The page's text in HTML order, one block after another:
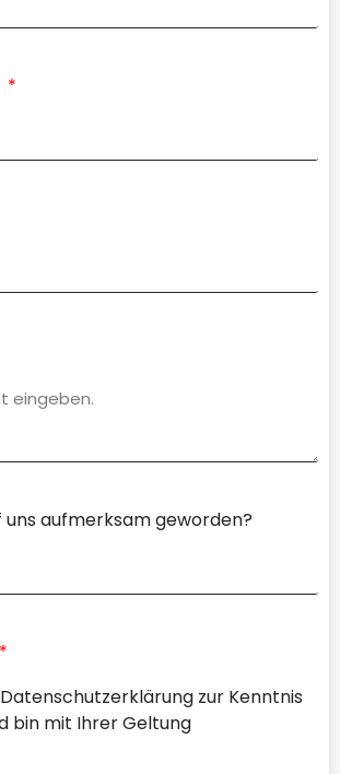
uns aufmerksam geworden?
zur Kenntnis
bin mit Ihrer Geltung